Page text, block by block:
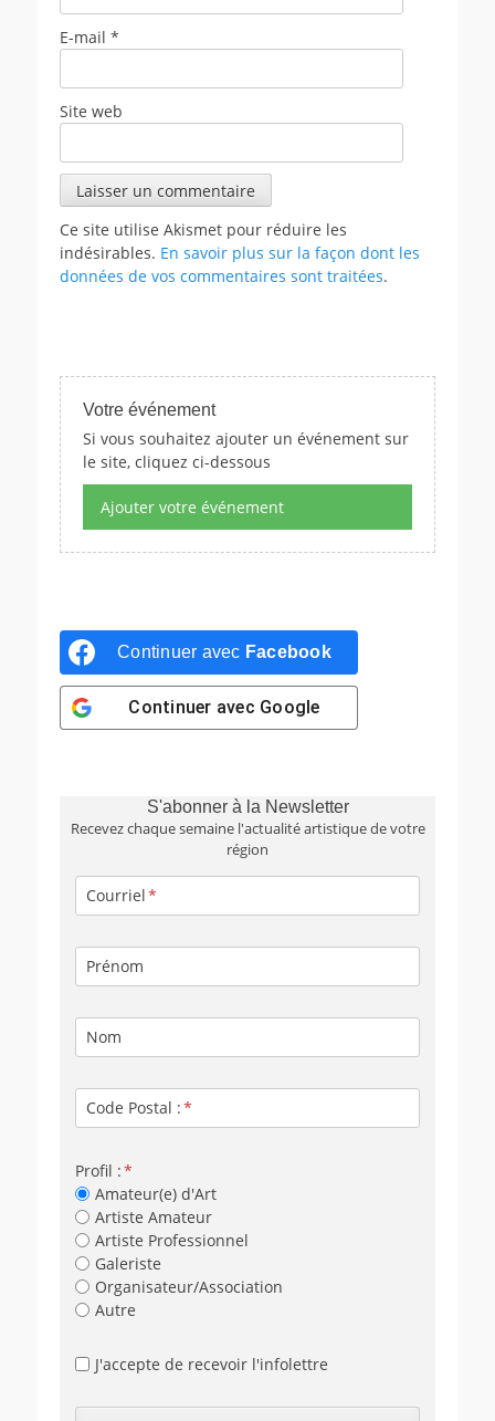
E-mail *
Site web
Ce site utilise Akismet pour réduire les
indésirables. En savoir plus sur la façon dont les
données de vos commentaires sont traitées.
Votre événement
Si vous souhaitez ajouter un événement sur
le site, cliquez ci-dessous
Ajouter votre événement
Continuer avec Facebook
Continuer avec Google
S'abonner à la Newsletter
Recevez chaque semaine l'actualité artistique de votre
région
Courriel
Prénom
Nom
Code Postal :
Profil :
Amateur(e) d'Art
Artiste Amateur
Artiste Professionnel
Galeriste
Organisateur/Association
Autre
J'accepte de recevoir l'infolettre